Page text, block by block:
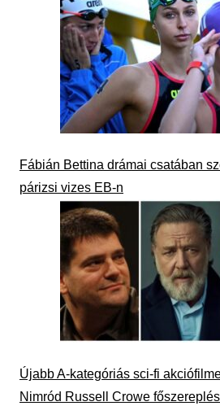
Fábián Bettina drámai csatában
párizsi vizes EB-n
Újabb A-kategóriás sci-fi
Nimród Russell Crowe